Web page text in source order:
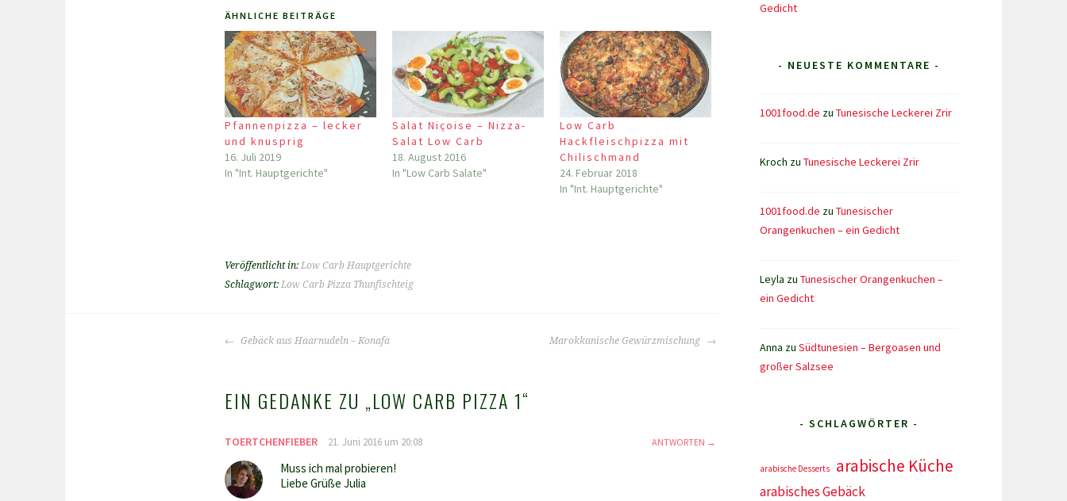
ÄHNLICHE BEITRÄGE
Pfannenpizza – lecker
und knusprig
16. Juli 2019
In "Int. Hauptgerichte"
Salat Niçoise – Nizza-
Salat Low Carb
18. August 2016
In "Low Carb Salate"
Low Carb
Hackfleischpizza mit
Chilischmand
24. Februar 2018
In "Int. Hauptgerichte"
Veröffentlicht in: Low Carb Hauptgerichte
Schlagwort: Low Carb Pizza Thunfischteig
BEITRAGS-
Gebäck aus Haarnudeln – Konafa Marokkanische Gewürzmischung
EIN GEDANKE ZU „LOW CARB PIZZA 1“
TOERTCHENFIEBER 21. Juni 2016 um 20:08 ANTWORTEN
Muss ich mal probieren!
Liebe Grüße Julia
Gedicht
- NEUESTE KOMMENTARE -
1001food.de zu Tunesische Leckerei Zrir
Kroch zu Tunesische Leckerei Zrir
1001food.de zu Tunesischer
Orangenkuchen – ein Gedicht
Leyla zu Tunesischer Orangenkuchen –
ein Gedicht
Anna zu Südtunesien – Bergoasen und
großer Salzsee
- SCHLAGWÖRTER -
arabische Desserts arabische Küche
arabisches Gebäck